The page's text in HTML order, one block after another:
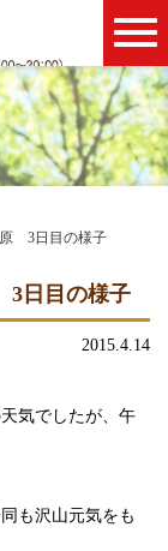
原 3日目の様子
3日目の様子
2015.4.14
気でしたが、午
も沢山元気をも